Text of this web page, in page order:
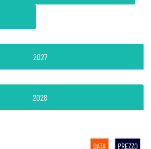
DATA PREZZO
2027
2028